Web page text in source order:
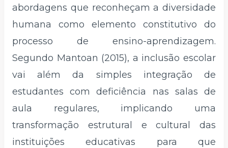
abordagens que reconheçam a diversidade
humana como elemento constitutivo do
processo de ensino-aprendizagem.
Segundo Mantoan (2015), a inclusão escolar
vai além da simples integração de
estudantes com deficiência nas salas de
aula regulares, implicando uma
transformação estrutural e cultural das
instituições educativas para que